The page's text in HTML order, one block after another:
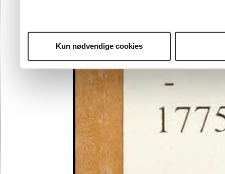
Kun nødvendige cookies